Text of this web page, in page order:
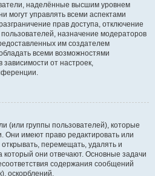
наделённые высшим уровнем
могут управлять всеми аспектами
прав доступа, отключение
назначение модераторов
им создателем
всеми возможностями
от настроек,
(или группы пользователей), которые
Они имеют право редактировать или
перемещать, удалять и
они отвечают. Основные задачи
содержания сообщений
оскорблений.